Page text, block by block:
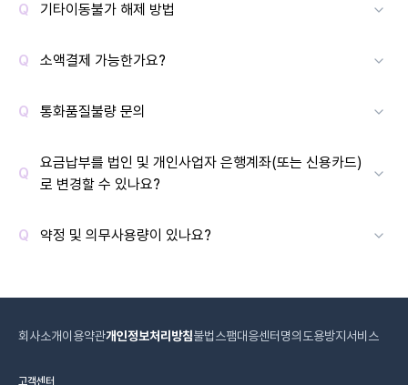
기타이동불가 해제 방법
소액결제 가능한가요?
통화품질불량 문의
요금납부를 법인 및 개인사업자 은행계좌(또는 신용카드)
로 변경할 수 있나요?
약정 및 의무사용량이 있나요?
회사소개이용약관개인정보처리방침불법스팸대응센터 명의도용방지서비스
고객센터